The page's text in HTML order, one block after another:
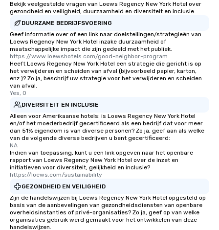
Bekijk veelgestelde vragen van Loews Regency New York Hotel over
gezondheid en veiligheid, duurzaamheid en diversiteit en inclusie.
DUURZAME BEDRIJFSVOERING
Geef informatie over of een link naar doelstellingen/strategieën van
Loews Regency New York Hotel inzake duurzaamheid of
maatschappelijke impact die zijn gedeeld met het publiek.
https://www.loewshotels.com/good-neighbor-program
Heeft Loews Regency New York Hotel een strategie die gericht is op
het verwijderen en scheiden van afval (bijvoorbeeld papier, karton,
enz.)? Zo ja, beschrijf uw strategie voor het verwijderen en scheiden
van afval.
Yes, 0
DIVERSITEIT EN INCLUSIE
Alleen voor Amerikaanse hotels: is Loews Regency New York Hotel
en/of het moederbedrijf gecertificeerd als een bedrijf dat voor meer
dan 51% eigendom is van diverse personen? Zo ja, geef aan als welke
van de volgende diverse bedrijven u bent gecertificeerd:
NA
Indien van toepassing, kunt u een link opgeven naar het openbare
rapport van Loews Regency New York Hotel over de inzet en
initiatieven voor diversiteit, gelijkheid en inclusie?
https://loews.com/sustainability
GEZONDHEID EN VEILIGHEID
Zijn de handelswijzen bij Loews Regency New York Hotel opgesteld op
basis van de aanbevelingen van gezondheidsdiensten van openbare
overheidsinstanties of privé-organisaties? Zo ja, geef op van welke
organisaties gebruik werd gemaakt voor het ontwikkelen van deze
handelswijzen.